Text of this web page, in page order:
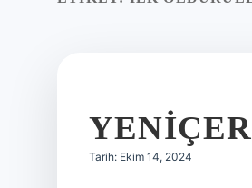
Tarih: Ekim 14, 2024